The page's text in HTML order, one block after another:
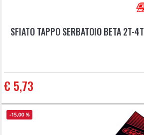
SFIATO TAPPO SERBATOIO BETA 2T-4T
€ 5,73
-15,00 %